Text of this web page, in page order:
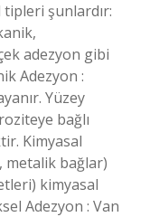
tipleri şunlardır:
adezyon gibi
Adezyon :
Yüzey
bağlı
Kimyasal
metalik bağlar)
kimyasal
Adezyon : Van